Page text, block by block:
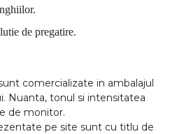
de pregatire.
comercializate in ambalajul
Nuanta, tonul si intensitatea
de monitor.
pe site sunt cu titlu de